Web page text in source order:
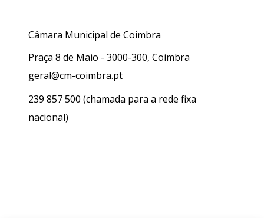
Câmara Municipal de Coimbra
Praça 8 de Maio - 3000-300, Coimbra
geral@cm-coimbra.pt
239 857 500 (chamada para a rede fixa
nacional)